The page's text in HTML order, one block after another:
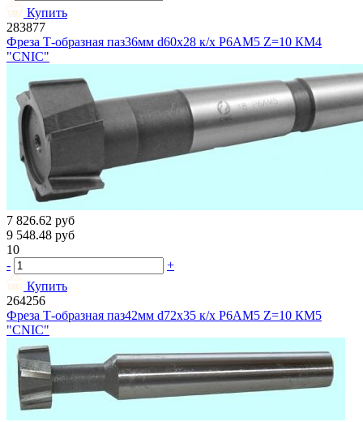
Купить
283877
Фреза Т-образная паз36мм d60х28 к/х Р6АМ5 Z=10 КМ4
"CNIC"
7 826.62 руб
9 548.48 руб
10
-
+
Купить
264256
Фреза Т-образная паз42мм d72х35 к/х Р6АМ5 Z=10 КМ5
"CNIC"